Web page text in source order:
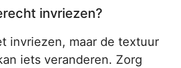
invriezen?
invriezen, maar de textuur
iets veranderen. Zorg